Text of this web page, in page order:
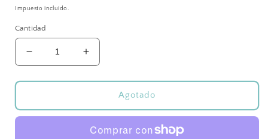
habitual
Impuesto incluido.
Cantidad
Reducir
cantidad
para
FE
90
Aumentar
cantidad
para
VIGORIX
FE
90
CAPSULAS
Agotado